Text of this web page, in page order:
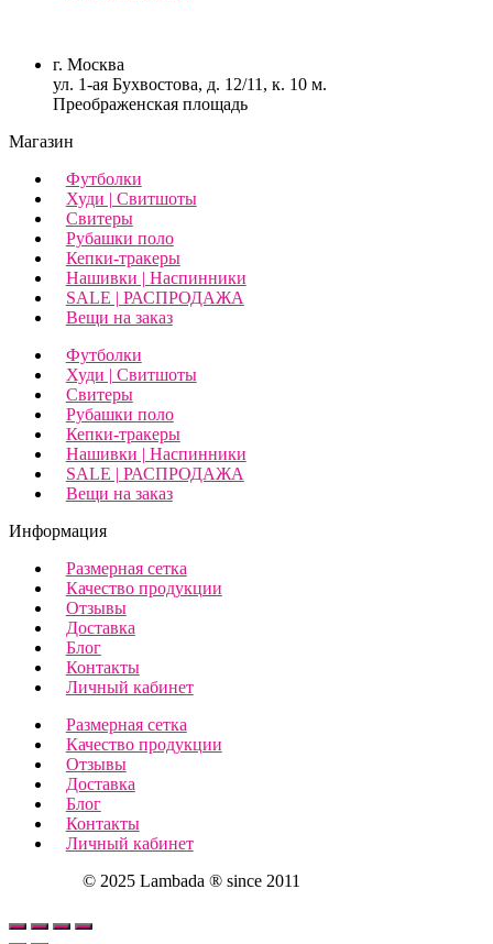
г. Москва
ул. 1-ая Бухвостова, д. 12/11, к. 10 м.
Преображенская площадь
Магазин
Футболки
Худи | Свитшоты
Свитеры
Рубашки поло
Кепки-тракеры
Нашивки | Наспинники
SALE | РАСПРОДАЖА
Вещи на заказ
Футболки
Худи | Свитшоты
Свитеры
Рубашки поло
Кепки-тракеры
Нашивки | Наспинники
SALE | РАСПРОДАЖА
Вещи на заказ
Информация
Размерная сетка
Качество продукции
Отзывы
Доставка
Блог
Контакты
Личный кабинет
Размерная сетка
Качество продукции
Отзывы
Доставка
Блог
Контакты
Личный кабинет
© 2025 Lambada ® since 2011